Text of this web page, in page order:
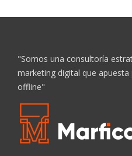
"Somos una consultoría
marketing digital que
offline"